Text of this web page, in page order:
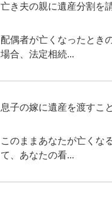
亡き夫の親に遺産分割を
配偶者が亡くなったとき
場合、法定相続...
息子の嫁に遺産を渡すこ
このままあなたが亡くな
て、あなたの看...